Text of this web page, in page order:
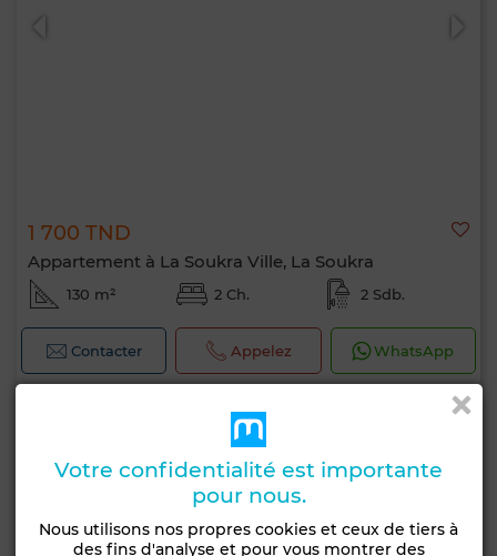
1 700 TND
Appartement à La Soukra Ville, La Soukra
130 m² 2 Ch. 2 Sdb.
Contacter Appelez WhatsApp
Votre confidentialité est importante
pour nous.
Nous utilisons nos propres cookies et ceux de tiers à
des fins d'analyse et pour vous montrer des